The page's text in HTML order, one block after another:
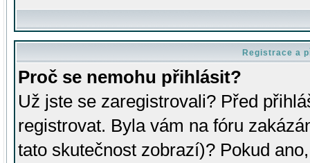
Registrace a
Proč se nemohu přihlásit?
Už jste se zaregistrovali? Před
registrovat. Byla vám na fóru
tato skutečnost zobrazí)? Pokud